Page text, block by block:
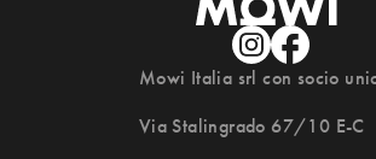
Mowi Italia srl con socio
Via Stalingrado 67/10 E-C